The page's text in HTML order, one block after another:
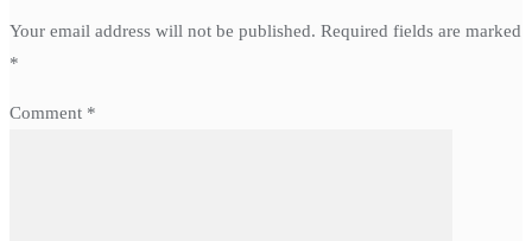
Your email address will not be published. Required fields are marked
*
Comment *